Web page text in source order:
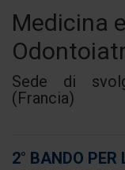
Medicina
Sede di
(Francia)
2° BANDO